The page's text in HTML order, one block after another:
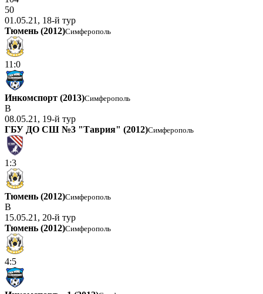
50
01.05.21, 18-й тур
Тюмень (2012)Симферополь
11:0
Инкомспорт (2013)Симферополь
В
08.05.21, 19-й тур
ГБУ ДО СШ №3 "Таврия" (2012)Симферополь
1:3
Тюмень (2012)Симферополь
В
15.05.21, 20-й тур
Тюмень (2012)Симферополь
4:5